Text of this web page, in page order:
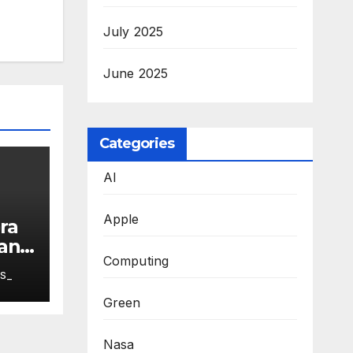
July 2025
June 2025
Categories
AI
Apple
Computing
Green
Nasa